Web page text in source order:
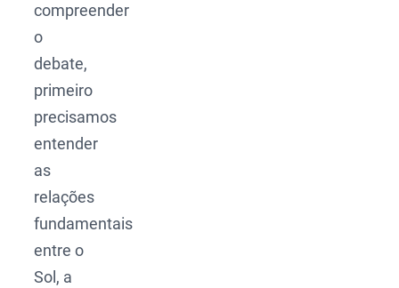
compreender
o
debate,
primeiro
precisamos
entender
as
relações
fundamentais
entre o
Sol, a